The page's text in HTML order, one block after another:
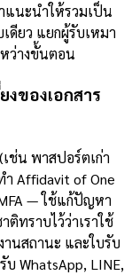
แนะนำให้รวมเป็น
ดียว แยกผู้รับเหมา
หว่างขั้นตอน
งของเอกสาร
ช่น พาสปอร์ตเก่า
Affidavit of One
— ใช้แก้ปัญหา
ติทราบไว้ว่าเราใช้
นสถานะ และใบรับ
บ WhatsApp, LINE,